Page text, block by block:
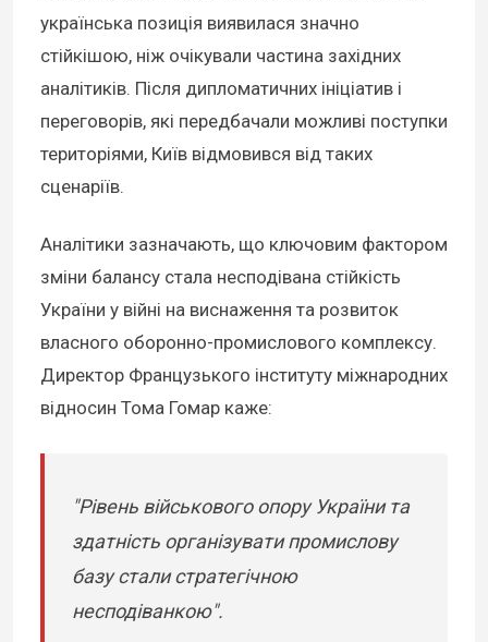
українська позиція виявилася значно
стійкішою, ніж очікували частина західних
аналітиків. Після дипломатичних ініціатив і
переговорів, які передбачали можливі поступки
територіями, Київ відмовився від таких
сценаріїв.
Аналітики зазначають, що ключовим фактором
зміни балансу стала несподівана стійкість
України у війні на виснаження та розвиток
власного оборонно-промислового комплексу.
Директор Французького інституту міжнародних
відносин Тома Гомар каже:
"Рівень військового опору України та
здатність організувати промислову
базу стали стратегічною
несподіванкою".